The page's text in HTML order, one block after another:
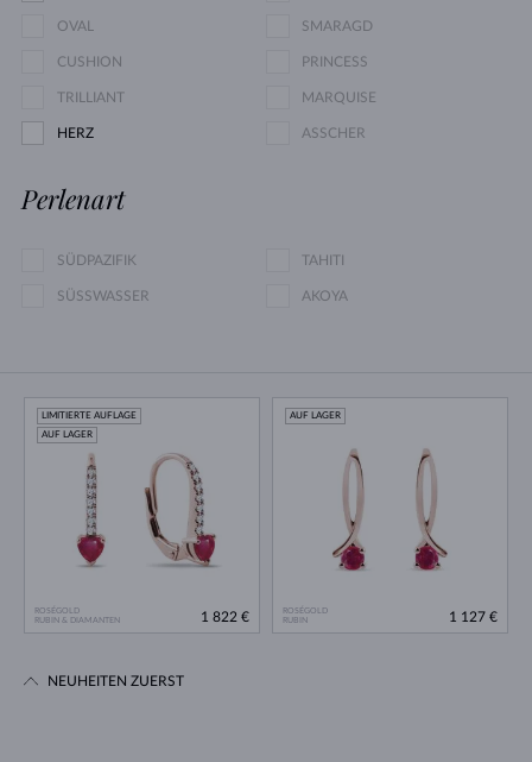
OVAL SMARAGD
CUSHION PRINCESS
TRILLIANT MARQUISE
HERZ ASSCHER
Perlenart
SÜDPAZIFIK TAHITI
SÜSSWASSER AKOYA
ROSÉGOLD
RUBIN & DIAMANTEN
LIMITIERTE AUFLAGE
AUF LAGER
1 822 €
ROSÉGOLD
RUBIN
AUF LAGER
1 127 €
NEUHEITEN ZUERST